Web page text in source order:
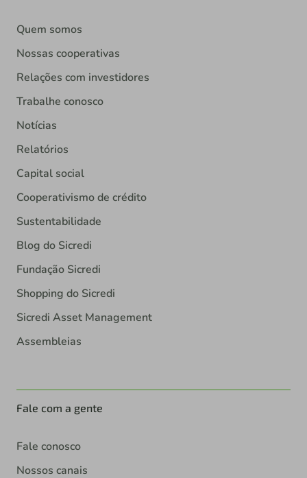
Quem somos
Nossas cooperativas
Relações com investidores
Trabalhe conosco
Notícias
Relatórios
Capital social
Cooperativismo de crédito
Sustentabilidade
Blog do Sicredi
Fundação Sicredi
Shopping do Sicredi
Sicredi Asset Management
Assembleias
Fale com a gente
Fale conosco
Nossos canais